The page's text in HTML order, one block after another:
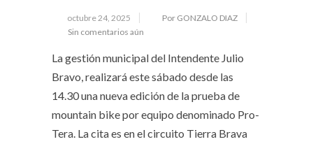
octubre 24, 2025
Por GONZALO DIAZ
Sin comentarios aún
La gestión municipal del Intendente Julio
Bravo, realizará este sábado desde las
14.30 una nueva edición de la prueba de
mountain bike por equipo denominado Pro-
Tera. La cita es en el circuito Tierra Brava